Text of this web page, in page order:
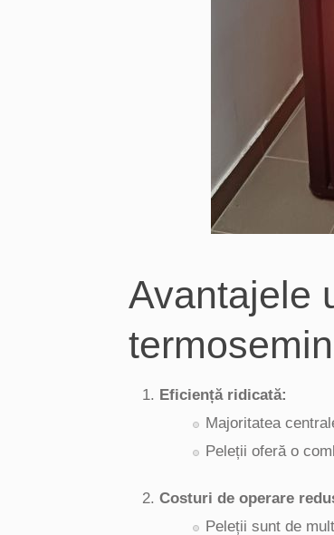
Avantajele
Eficiență ridicată:
Majoritatea
Peleții oferă o
Costuri de operare
Peleții sunt de